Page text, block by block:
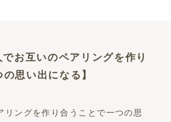
お互いのペアリングを作り
思い出になる】
リングを作り合うことで一つの思